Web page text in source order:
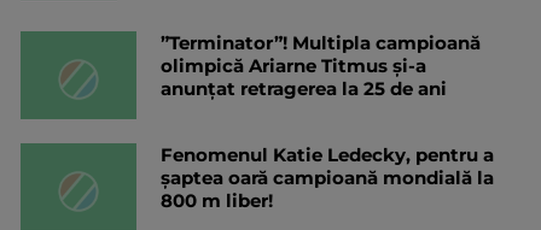
”Terminator”! Multipla campioană
olimpică Ariarne Titmus și-a
anunțat retragerea la 25 de ani
Fenomenul Katie Ledecky, pentru a
șaptea oară campioană mondială la
800 m liber!